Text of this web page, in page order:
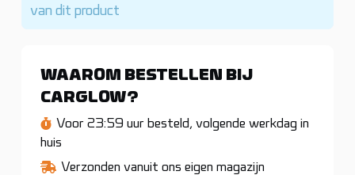
Tyre
aantal
van dit product
WAAROM BESTELLEN BIJ
CARGLOW?
Voor 23:59 uur besteld, volgende werkdag in
huis
Verzonden vanuit ons eigen magazijn